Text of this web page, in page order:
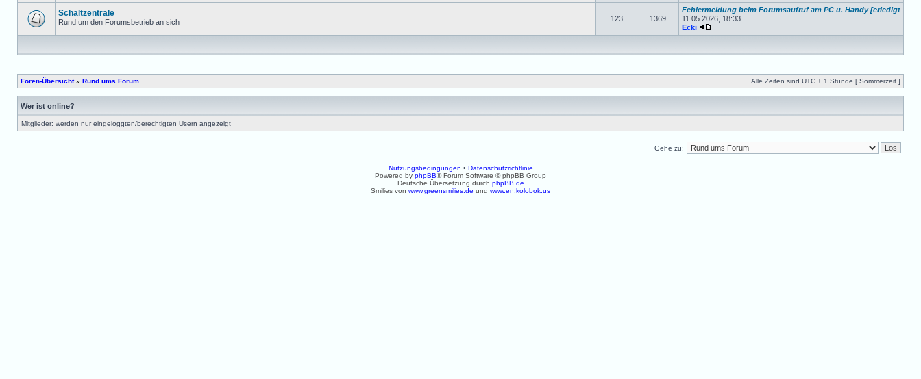
Schaltzentrale
Rund um den Forumsbetrieb an sich 123 1369
Fehlermeldung beim Forumsaufruf am PC u. Handy [erledigt
11.05.2026, 18:33
Ecki
Foren-Übersicht» Rund ums Forum Alle Zeiten sind UTC + 1 Stunde [ Sommerzeit ]
Wer ist online?
Mitglieder: werden nur eingeloggten/berechtigten Usern angezeigt
Gehe zu:
Nutzungsbedingungen • Datenschutzrichtlinie
Powered by phpBB® Forum Software © phpBB Group
Deutsche Übersetzung durch phpBB.de
Smilies von www.greensmilies.de und www.en.kolobok.us